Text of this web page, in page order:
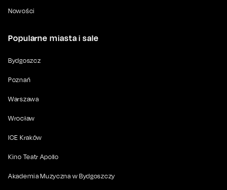
Nowości
Popularne miasta i sale
Bydgoszcz
Poznań
Warszawa
Wrocław
ICE Kraków
Kino Teatr Apollo
Akademia Muzyczna w Bydgoszczy